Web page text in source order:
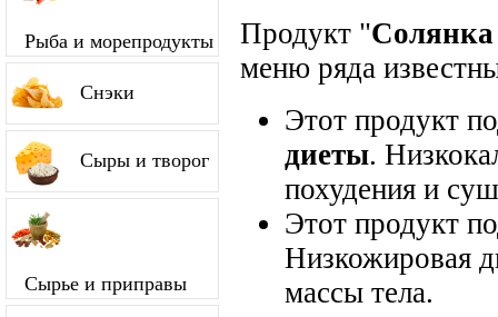
Рыба и морепродукты
Снэки
Сыры и творог
Сырье и приправы
Продукт "Солянка
меню ряда
Этот продукт
диеты.
похудения и
Этот продукт
Низкожировая
массы тела.